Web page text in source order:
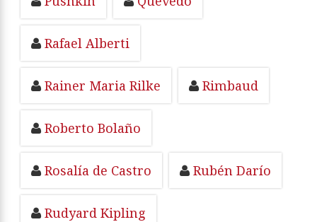
Rafael Alberti
Rainer Maria Rilke Rimbaud
Roberto Bolaño
Rosalía de Castro Rubén Darío
Rudyard Kipling